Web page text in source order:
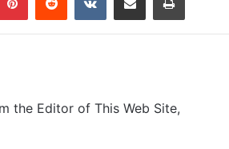
the Editor of This Web Site,